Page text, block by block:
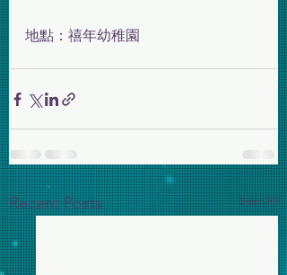
地點：禧年幼稚園
Recent Posts See All